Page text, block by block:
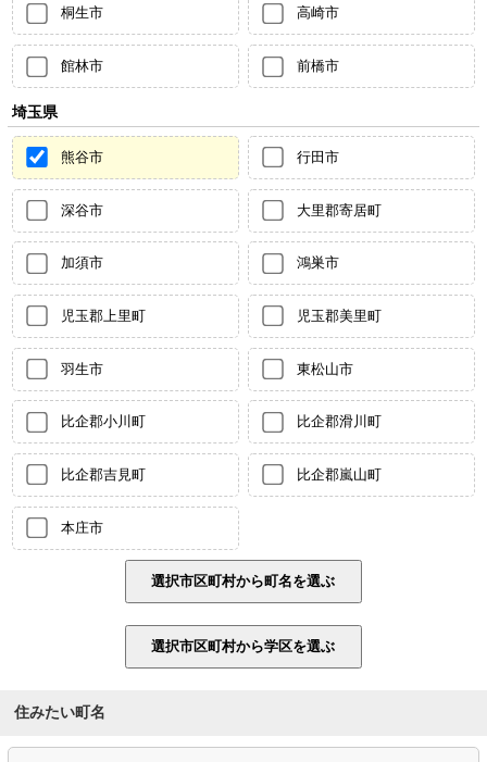
桐生市 高崎市
館林市 前橋市
埼玉県
熊谷市 行田市
深谷市 大里郡寄居町
加須市 鴻巣市
児玉郡上里町 児玉郡美里町
羽生市 東松山市
比企郡小川町 比企郡滑川町
比企郡吉見町 比企郡嵐山町
本庄市
住みたい町名